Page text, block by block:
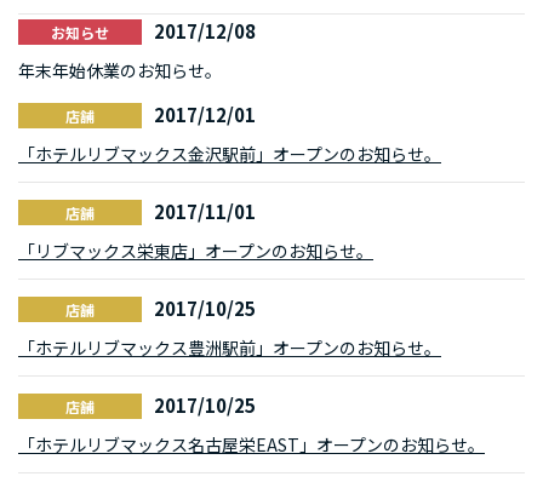
お知らせ 2017/12/08
年末年始休業のお知らせ。
店舗 2017/12/01
「ホテルリブマックス金沢駅前」オープンのお知らせ。
店舗 2017/11/01
「リブマックス栄東店」オープンのお知らせ。
店舗 2017/10/25
「ホテルリブマックス豊洲駅前」オープンのお知らせ。
店舗 2017/10/25
「ホテルリブマックス名古屋栄EAST」オープンのお知らせ。